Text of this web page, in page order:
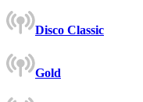
Disco Classic
Gold